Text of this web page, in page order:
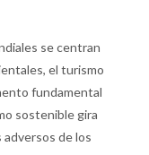
se centran
el turismo
fundamental
sostenible gira
de los